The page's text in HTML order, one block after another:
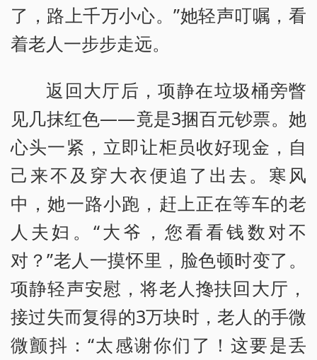
了，路上千万小心。”她轻声叮嘱，看
着老人一步步走远。
返回大厅后，项静在垃圾桶旁瞥
见几抹红色——竟是3捆百元钞票。她
心头一紧，立即让柜员收好现金，自
己来不及穿大衣便追了出去。寒风
中，她一路小跑，赶上正在等车的老
人夫妇。“大爷，您看看钱数对不
对？”老人一摸怀里，脸色顿时变了。
项静轻声安慰，将老人搀扶回大厅，
接过失而复得的3万块时，老人的手微
微颤抖：“太感谢你们了！这要是丢